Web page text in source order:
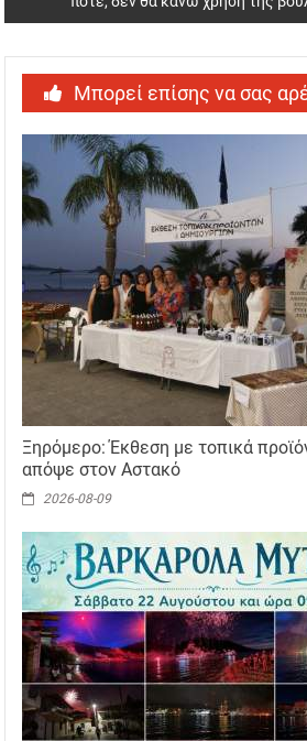
Μπορεί επίσης να σας
Ξηρόμερο: Έκθεση με τοπικά
απόψε στον Αστακό
2026-08-09